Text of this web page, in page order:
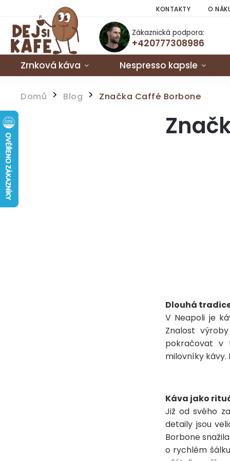
KONTAKTY O
Zákaznická podpora:
+420777308986
Zrnková káva Nespresso kapsle
Domů / Blog / Značka Caffé Borbone
Dlouhá
V Neapoli je
Znalost
pokračovat v
milovníky
Káva jako
Již od svého
detaily jsou
Borbone
o rychlém